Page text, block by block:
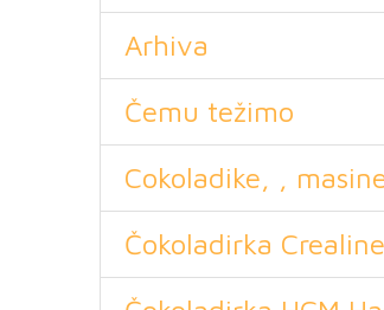
Arhiva
Čemu težimo
Cokoladike, ,
Čokoladirka